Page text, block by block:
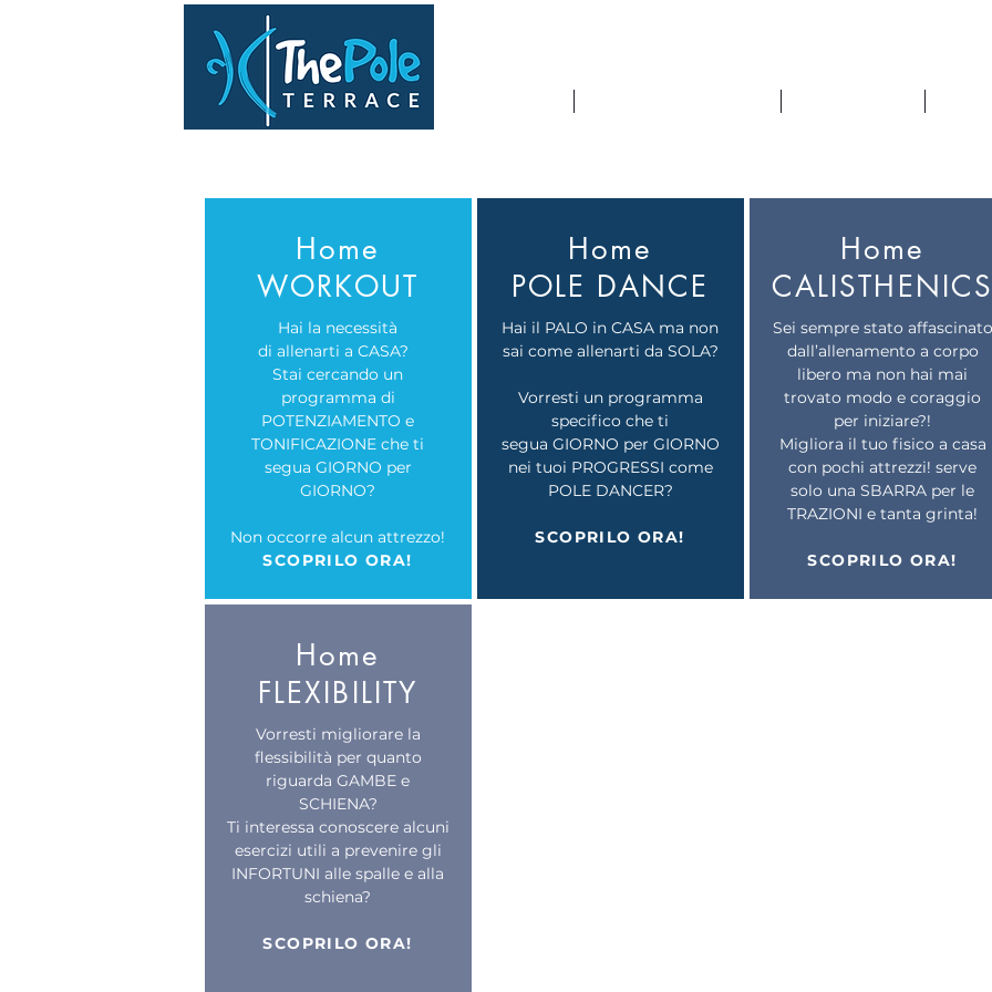
Home
WORKOUT
Hai la necessità
di allenarti a CASA?
Stai cercando un
programma di
POTENZIAMENTO e
TONIFICAZIONE che ti
segua GIORNO per
GIORNO?
Non occorre alcun attrezzo!
SCOPRILO ORA!
Home
POLE DANCE
Hai il PALO in CASA ma non
sai come allenarti da SOLA?
Vorresti un programma
specifico che ti
segua GIORNO per GIORNO
nei tuoi PROGRESSI come
POLE DANCER?
SCOPRILO ORA!
Home
CALISTHENICS
Sei sempre stato affascinato
dall’allenamento a corpo
libero ma non hai mai
trovato modo e coraggio
per iniziare?!
Migliora il tuo fisico a casa
con pochi attrezzi! serve
solo una SBARRA per le
TRAZIONI e tanta grinta!
SCOPRILO ORA!
Home
FLEXIBILITY
Vorresti migliorare la
flessibilità per quanto
riguarda GAMBE e
SCHIENA?
Ti interessa conoscere alcuni
esercizi utili a prevenire gli
INFORTUNI alle spalle e alla
schiena?
SCOPRILO ORA!